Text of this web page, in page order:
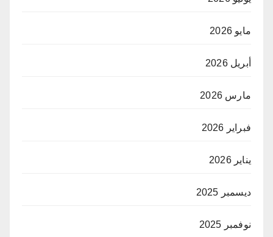
مايو 2026
أبريل 2026
مارس 2026
فبراير 2026
يناير 2026
ديسمبر 2025
نوفمبر 2025